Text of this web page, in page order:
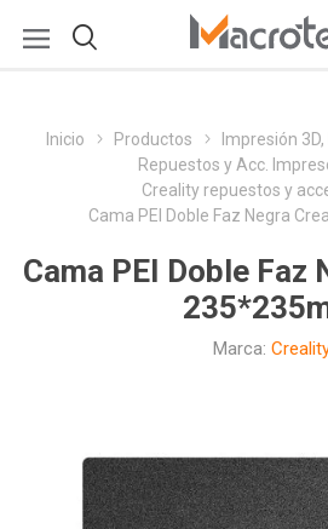
Inicio Productos
Impresión
Repuestos y Acc.
Creality repuestos y
Cama PEI Doble Faz Negra
Cama PEI Doble Faz
Marca: